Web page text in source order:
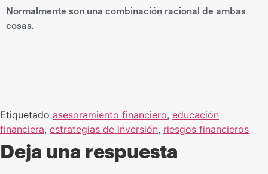
Normalmente son una combinación racional de ambas
cosas.
Etiquetado asesoramiento financiero, educación
financiera, estrategias de inversión, riesgos financieros
Deja una respuesta